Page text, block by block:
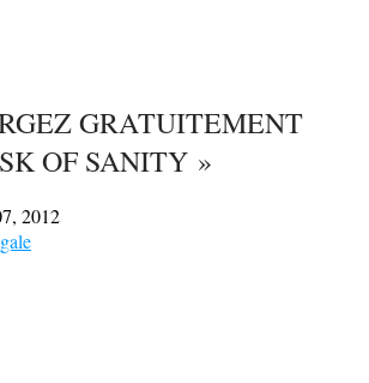
GRATUITEMENT
OF SANITY »
2012